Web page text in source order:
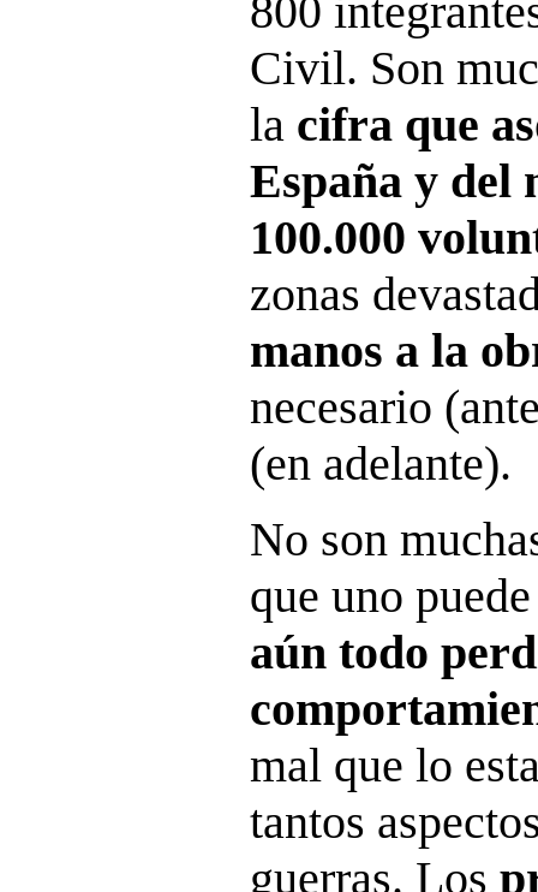
800
Civil. Son
la cifra que
España y del
100.000
zonas
manos a la
necesario
(en adelante).
No son
que uno
aún todo
mal que lo
tantos
guerras. Los